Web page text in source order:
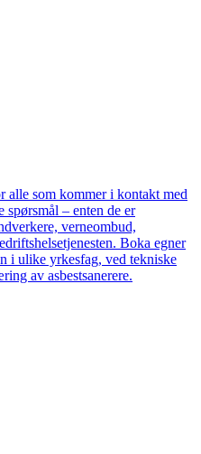
alle som kommer i kontakt med
spørsmål – enten de er
verneombud,
Boka egner
i ulike yrkesfag, ved tekniske
av asbestsanerere.